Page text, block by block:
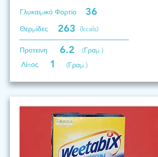
Γλυκαιμικό Φορτίο 36
Θερμίδες 263 (kcals)
Προτεινη 6.2
(Γραμ.)
Λίπος
1 (Γραμ.)